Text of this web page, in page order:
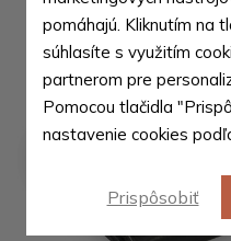
pomáhajú. Kliknutím na
súhlasíte s využitím
partnerom pre
Pomocou tlačidla
nastavenie cookies
Prispôsobiť